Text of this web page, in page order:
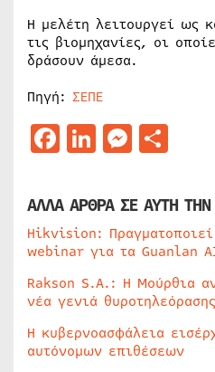
Η μελέτη λειτουργεί ως
τις βιομηχανίες, οι
δράσουν άμεσα.
Πηγή: ΣΕΠΕ
Facebook
LinkedIn
ΑΛΛΑ ΑΡΘΡΑ ΣΕ ΑΥΤΗ ΤΗΝ
Hikvision:
webinar για τα Guanlan
Rakson S.A.: Η Μούρθια
νέα γενιά
Η κυβερνοασφάλεια
αυτόνομων επιθέσεων